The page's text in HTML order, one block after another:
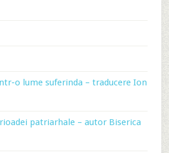
o lume suferinda – traducere Ion
patriarhale – autor Biserica